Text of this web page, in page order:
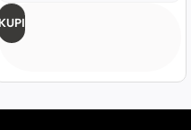
KUPI